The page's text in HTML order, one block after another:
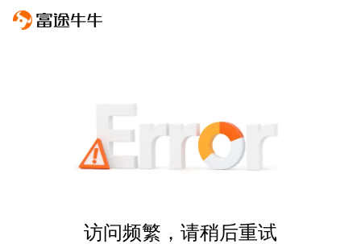
访问频繁，请稍后重试